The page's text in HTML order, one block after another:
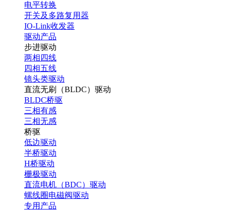
电平转换
开关及多路复用器
IO-Link收发器
驱动产品
步进驱动
两相四线
四相五线
镜头类驱动
直流无刷（BLDC）驱动
BLDC桥驱
三相有感
三相无感
桥驱
低边驱动
半桥驱动
H桥驱动
栅极驱动
直流电机（BDC）驱动
螺线圈电磁阀驱动
专用产品